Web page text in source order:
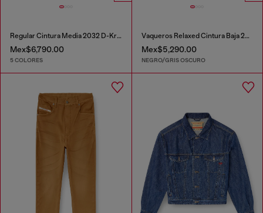
Regular Cintura Media 2032 D-Krooley-BW Joggjeans®
Mex$6,790.00
5 COLORES
Vaqueros Relaxed Cintura Baja 2001 D-Macro
Mex$5,290.00
NEGRO/GRIS OSCURO